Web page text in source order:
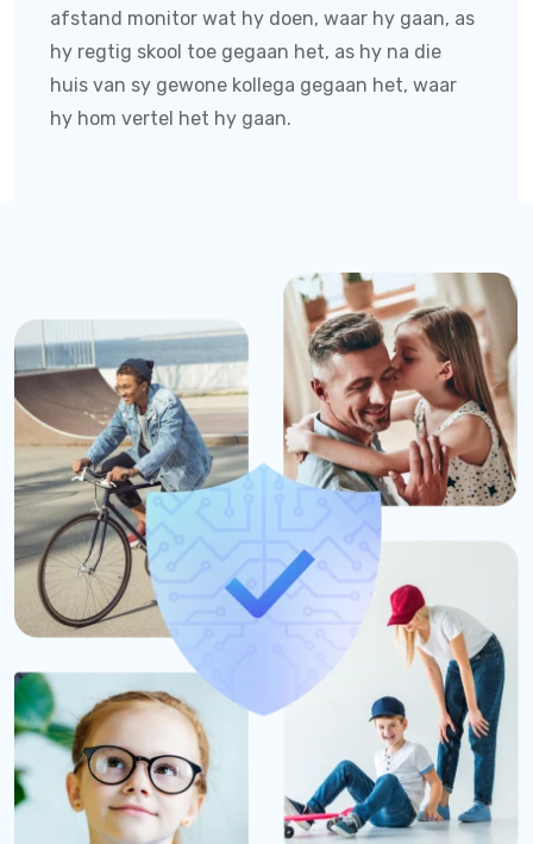
afstand monitor wat hy doen, waar hy gaan, as
hy regtig skool toe gegaan het, as hy na die
huis van sy gewone kollega gegaan het, waar
hy hom vertel het hy gaan.